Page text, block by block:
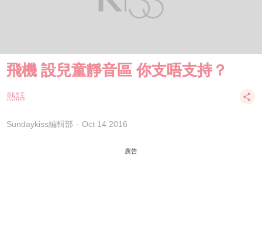
飛機 設兒童靜音區 你支唔支持？
熱話
Sundaykiss編輯部 Oct 14 2016
廣告